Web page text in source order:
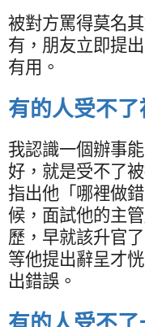
被對方罵得莫名
有，朋友立即提
有用。
有的人受不
我認識一個辦事
好，就是受不了
指出他「哪裡做
候，面試他的主
歷，早就該升官
等他提出辭呈才
出錯誤。